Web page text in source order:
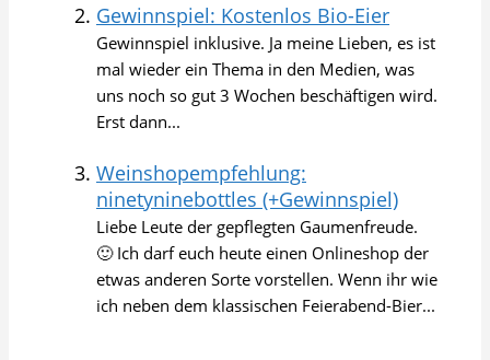
Gewinnspiel: Kostenlos Bio-Eier
Gewinnspiel inklusive. Ja meine Lieben, es ist
mal wieder ein Thema in den Medien, was
uns noch so gut 3 Wochen beschäftigen wird.
Erst dann...
Weinshopempfehlung:
ninetyninebottles (+Gewinnspiel)
Liebe Leute der gepflegten Gaumenfreude.
🙂 Ich darf euch heute einen Onlineshop der
etwas anderen Sorte vorstellen. Wenn ihr wie
ich neben dem klassischen Feierabend-Bier...